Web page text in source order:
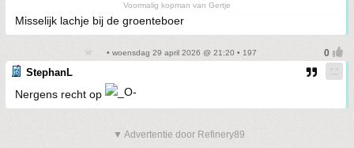
Voormalig kopman van Gertje
Misselijk lachje bij de groenteboer
• woensdag 29 april 2026 @ 21:20 • 197
StephanL
Nergens recht op
▼ Advertentie door Refinery89